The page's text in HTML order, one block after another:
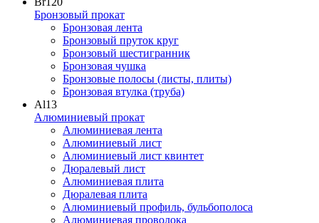
Бронзовый прокат
Бронзовая лента
Бронзовый пруток круг
Бронзовый шестигранник
Бронзовая чушка
Бронзовые полосы (листы, плиты)
Бронзовая втулка (труба)
Al13
Алюминиевый прокат
Алюминиевая лента
Алюминиевый лист
Алюминиевый лист квинтет
Дюралевый лист
Алюминиевая плита
Дюралевая плита
Алюминиевый профиль, бульбополоса
Алюминиевая проволока